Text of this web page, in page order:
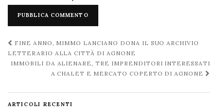
Navigazione
post
FINE ANNO, MIMMO LANCIANO DONA IL SUO ARCHIVIO
LETTERARIO ALLA CITTÀ DI AGNONE
IMMOBILI DA ALIENARE, TRE IMPRENDITORI INTERESSATI
A CHALET E MERCATO COPERTO DI AGNONE
ARTICOLI RECENTI